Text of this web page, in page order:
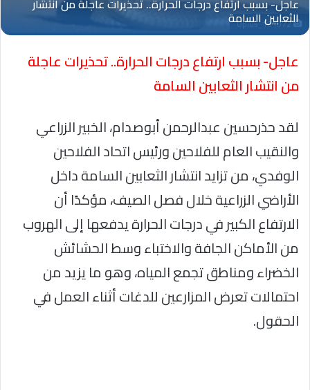
Oplus_131072
عاجل- بسبب ارتفاع درجات الحرارة.. تحذيرات عاجلة
من انتشار الثعابين السامة
لقد حذرحسين عبدالرحمن أبوصدام، الخبير الزراعي
والنقيب العام للفلاحين ورئيس اتحاد الفلاحين
الوفدي، من تزايد انتشار الثعابين السامة داخل
الأراضي الزراعية خلال فصل الصيف، مؤكدًا أن
الارتفاع الكبير في درجات الحرارة يدفعها إلى الهروب
من الأماكن الجافة والاختباء وسط الحشائش
الخضراء ومناطق تجمع المياه، وهو ما يزيد من
احتمالات تعرض المزارعين للدغات أثناء العمل في
الحقول.